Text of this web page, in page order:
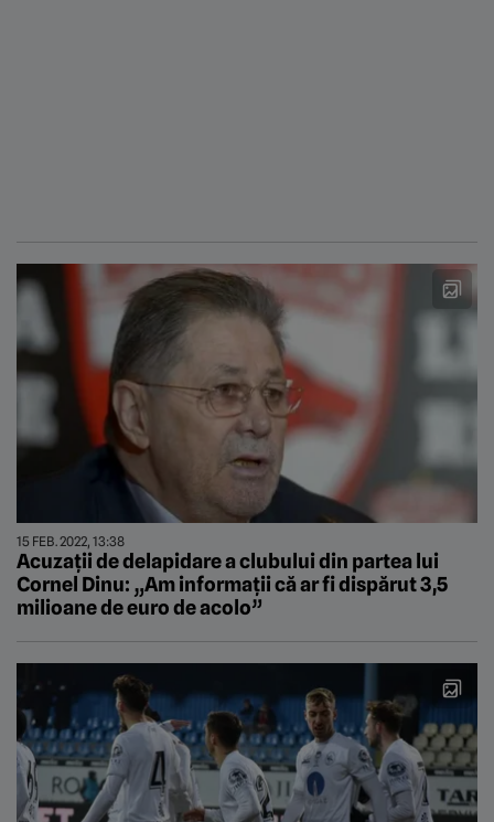
15 FEB. 2022, 13:38
Acuzații de delapidare a clubului din partea lui
Cornel Dinu: „Am informații că ar fi dispărut 3,5
milioane de euro de acolo”